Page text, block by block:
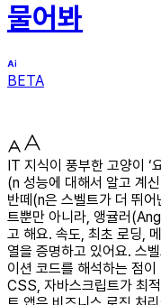
물어봐
BETA
IT 지식이 풍부한 고양이 ‘
(n 성능에 대해서 알고 계
반떼(n은 스벨트가 더 뛰
트뿐만 아니라, 앵귤러
고 해요. 속도, 최초 로딩,
열을 증명하고 있어요. 스
이션 코드를 해석하는 점
CSS, 자바스크립트가 최